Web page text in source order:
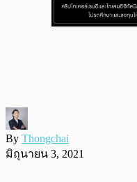
By Thongchai
มิถุนายน 3, 2021